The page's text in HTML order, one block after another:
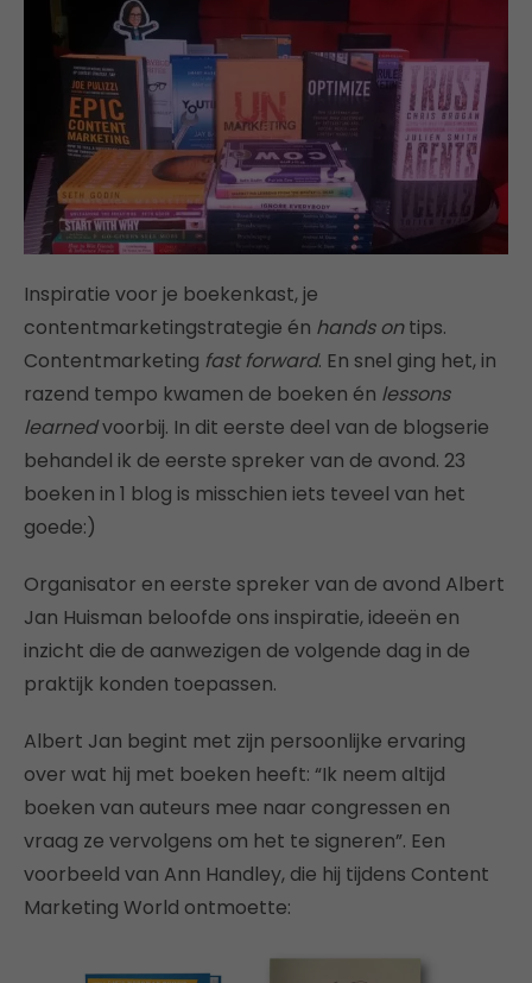
Inspiratie voor je boekenkast, je
contentmarketingstrategie én hands ontips.
Contentmarketing fast forward. En snel ging het, in
razend tempo kwamen de boeken én lessons
learnedvoorbij. In dit eerste deel van de blogserie
behandel ik de eerste spreker van de avond. 23
boeken in 1 blog is misschien iets teveel van het
goede:)
Organisator en eerste spreker van de avond Albert
Jan Huisman beloofde ons inspiratie, ideeën en
inzicht die de aanwezigen de volgende dag in de
praktijk konden toepassen.
Albert Jan begint met zijn persoonlijke ervaring
over wat hij met boeken heeft: “Ik neem altijd
boeken van auteurs mee naar congressen en
vraag ze vervolgens om het te signeren”. Een
voorbeeld van Ann Handley, die hij tijdens Content
Marketing World ontmoette: